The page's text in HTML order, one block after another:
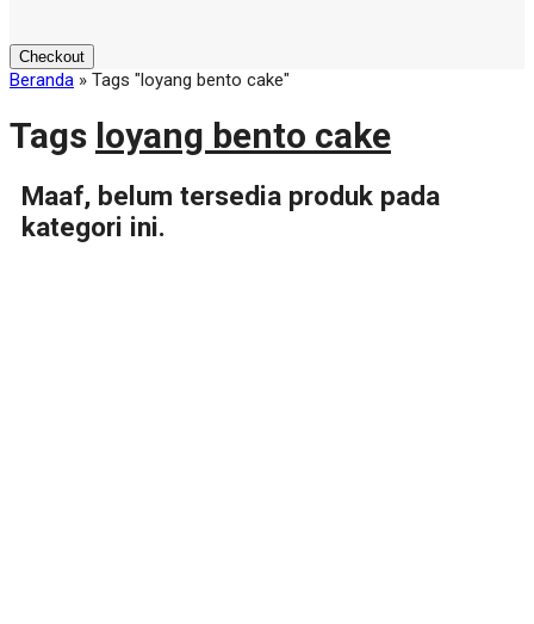
Checkout
Beranda » Tags "loyang bento cake"
Tags loyang bento cake
Maaf, belum tersedia produk pada
kategori ini.